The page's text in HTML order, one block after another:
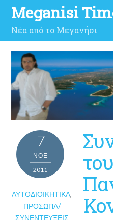
Meganisi
Νέα από το Μεγανήσι
7
ΝΟΈ
2011
ΑΥΤΟΔΙΟΙΚΗΤΙΚΆ,
ΠΡΌΣΩΠΑ/
ΣΥΝΕΝΤΕΎΞΕΙΣ